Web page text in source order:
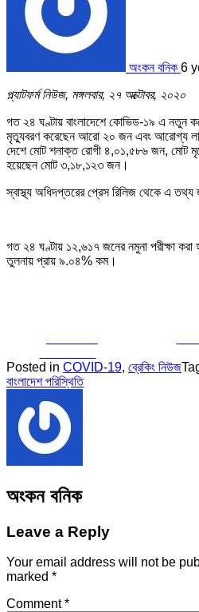
অংকন বনিক 6
প্ল্যাটফর্ম নিউজ, মঙ্গলবার, ২৭ অক্টোবর, ২০২০
গত ২৪ ঘণ্টায় বাংলাদেশে কোভিড-১৯ এ নতুন
মৃত্যুবরণ করেছেন আরো ২০ জন এবং আরোগ্য
দেশে মোট শনাক্ত রোগী ৪,০১,৫৮৬ জন, মোট
হয়েছেন মোট ৩,১৮,১২৩ জন।
স্বাস্থ্য অধিদপ্তরের প্রেস রিলিজ থেকে এ তথ্য
গত ২৪ ঘণ্টায় ১২,৬১৭ জনের নমুনা পরীক্ষা করা
তুলনায় প্রায় ৯.০৪% কম।
Posted in COVID-19, ব্রেকিং নিউজ
বাংলাদেশ পরিস্থিতি
অংকন বনিক
Leave a Reply
Your email address will not be
marked *
Comment*